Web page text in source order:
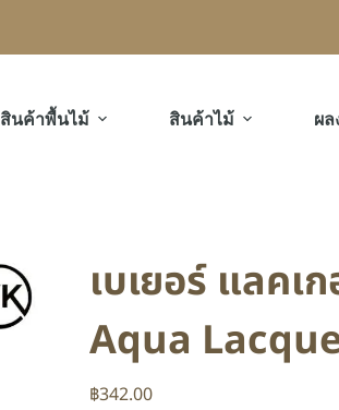
สินค้าพื้นไม้ สินค้าไม้ ผล
เบเยอร์ แลค
Aqua
฿342.00